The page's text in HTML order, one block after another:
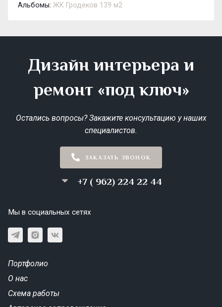
Альбомы: ЖК Гродеков 139 м2
Дизайн интерьера и
ремонт «под ключ»
Остались вопросы? Закажите консультацию у наших
специалистов.
ЗАКАЗАТЬ ЗВОНОК
+7 ( 962) 224 22 44
Мы в социальных сетях
Портфолио
О нас
Схема работы